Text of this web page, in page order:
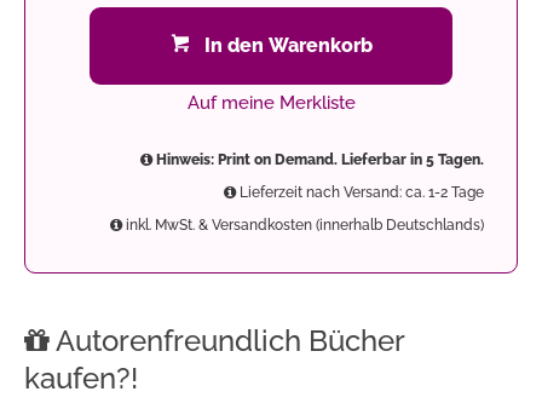
In den Warenkorb
Auf meine Merkliste
Hinweis: Print on Demand. Lieferbar in 5 Tagen.
Lieferzeit nach Versand: ca. 1-2 Tage
inkl. MwSt. & Versandkosten (innerhalb Deutschlands)
Autorenfreundlich Bücher
kaufen?!